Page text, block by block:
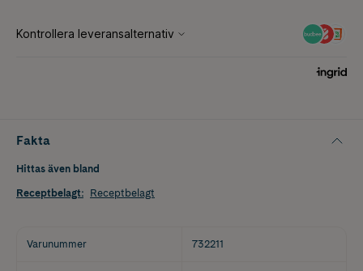
Fakta
Hittas även bland
Receptbelagt: Receptbelagt
Varunummer 732211